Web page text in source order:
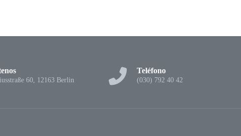
60, 12163 Berlin
Teléfono
(030) 792 40 42